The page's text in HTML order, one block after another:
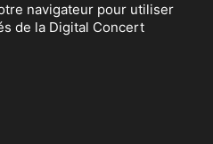
navigateur pour utiliser
de la Digital Concert